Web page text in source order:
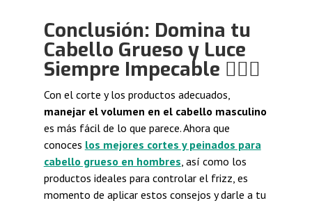
Conclusión: Domina tu
Cabello Grueso y Luce
Siempre Impecable 💇‍♂️✨
Con el corte y los productos adecuados,
manejar el volumen en el cabello masculino
es más fácil de lo que parece. Ahora que
conoces los mejores cortes y peinados para
cabello grueso en hombres, así como los
productos ideales para controlar el frizz, es
momento de aplicar estos consejos y darle a tu